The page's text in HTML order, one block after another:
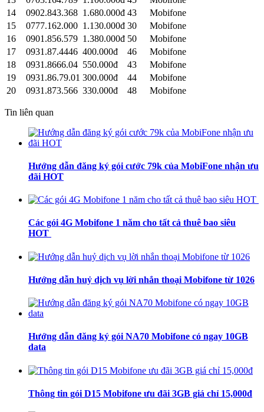
14
0902.843.368 1.680.000đ 43
Mobifone
15
0777.162.000 1.130.000đ 30
Mobifone
16
0901.856.579 1.380.000đ 50
Mobifone
17
0931.87.4446 400.000đ 46
Mobifone
18
0931.8666.04 550.000đ 43
Mobifone
19
0931.86.79.01 300.000đ 44
Mobifone
20
0931.873.566 330.000đ 48 Mobifone
Tin liên quan
Hướng dẫn đăng ký gói cước 79k của MobiFone nhận ưu
đãi HOT
Các gói 4G Mobifone 1 năm cho tất cả thuê bao siêu
HOT
Hướng dẫn huỷ dịch vụ lời nhắn thoại Mobifone từ 1026
Hướng dẫn đăng ký gói NA70 Mobifone có ngay 10GB
data
Thông tin gói D15 Mobifone ưu đãi 3GB giá chỉ 15,000đ